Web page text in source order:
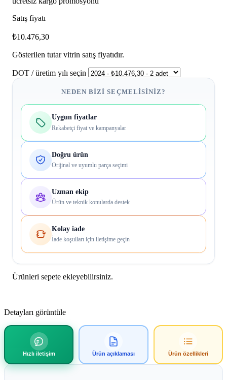
Satış fiyatı
₺10.476,30
Gösterilen tutar vitrin satış fiyatıdır.
DOT / üretim yılı seçin
NEDEN BIZI SEÇMELISINIZ?
Uygun fiyatlar
Rekabetçi fiyat ve kampanyalar
Doğru ürün
Orijinal ve uyumlu parça seçimi
Uzman ekip
Ürün ve teknik konularda destek
Kolay iade
İade koşulları için iletişime geçin
Ürünleri sepete ekleyebilirsiniz.
Detayları görüntüle
Hızlı iletişim Ürün açıklaması Ürün özellikleri